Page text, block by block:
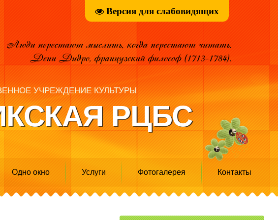
Версия для слабовидящих
РЦБС
УЧРЕЖДЕНИЕ КУЛЬТУРЫ
Одно окно Услуги Фотогалерея Контакты